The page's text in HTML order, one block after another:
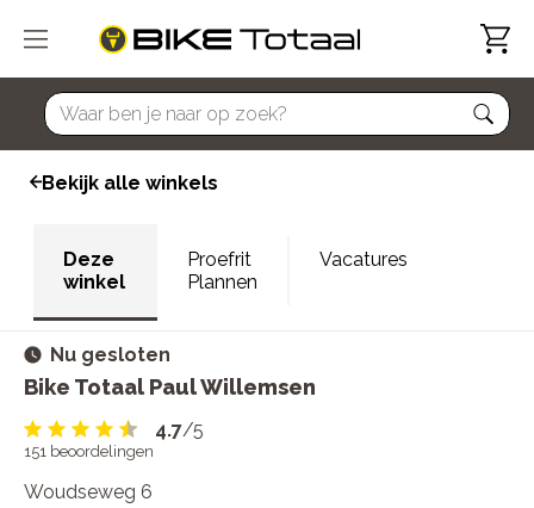
home
Bekijk alle winkels
Deze
winkel
Proefrit
Plannen
Vacatures
Nu gesloten
Bike Totaal Paul Willemsen
4.7/5
151 beoordelingen
Woudseweg 6